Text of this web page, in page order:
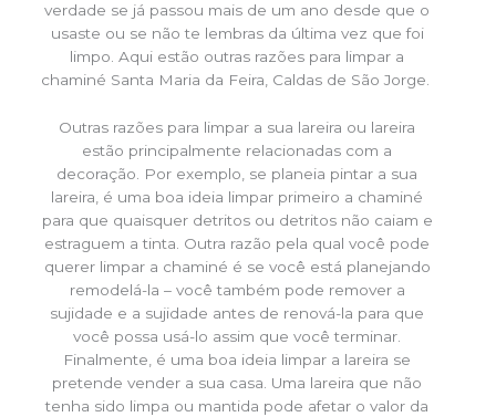
verdade se já passou mais de um ano desde que o
usaste ou se não te lembras da última vez que foi
limpo. Aqui estão outras razões para limpar a
chaminé Santa Maria da Feira, Caldas de São Jorge.
Outras razões para limpar a sua lareira ou lareira
estão principalmente relacionadas com a
decoração. Por exemplo, se planeia pintar a sua
lareira, é uma boa ideia limpar primeiro a chaminé
para que quaisquer detritos ou detritos não caiam e
estraguem a tinta. Outra razão pela qual você pode
querer limpar a chaminé é se você está planejando
remodelá-la – você também pode remover a
sujidade e a sujidade antes de renová-la para que
você possa usá-lo assim que você terminar.
Finalmente, é uma boa ideia limpar a lareira se
pretende vender a sua casa. Uma lareira que não
tenha sido limpa ou mantida pode afetar o valor da